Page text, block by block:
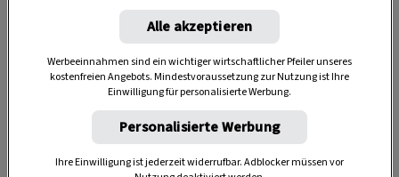
2. Der Filtertrick
Alle akzeptieren
Werbeeinnahmen sind ein wichtiger wirtschaftlicher Pfeiler unseres
kostenfreien Angebots. Mindestvoraussetzung zur Nutzung ist Ihre
Einwilligung für personalisierte Werbung.
Personalisierte Werbung
Ihre Einwilligung ist jederzeit widerrufbar. Adblocker müssen vor